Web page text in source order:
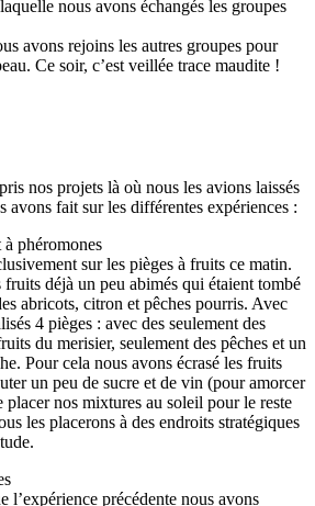
nous avons échangés les groupes
avons rejoins les autres groupes pour
Ce soir, c’est veillée trace maudite !
nos projets là où nous les avions laissés
avons fait sur les différentes expériences :
phéromones
sur les pièges à fruits ce matin.
fruits déjà un peu abimés qui étaient tombé
abricots, citron et pêches pourris. Avec
4 pièges : avec des seulement des
du merisier, seulement des pêches et un
Pour cela nous avons écrasé les fruits
un peu de sucre et de vin (pour amorcer
placer nos mixtures au soleil pour le reste
les placerons à des endroits stratégiques
l’expérience précédente nous avons